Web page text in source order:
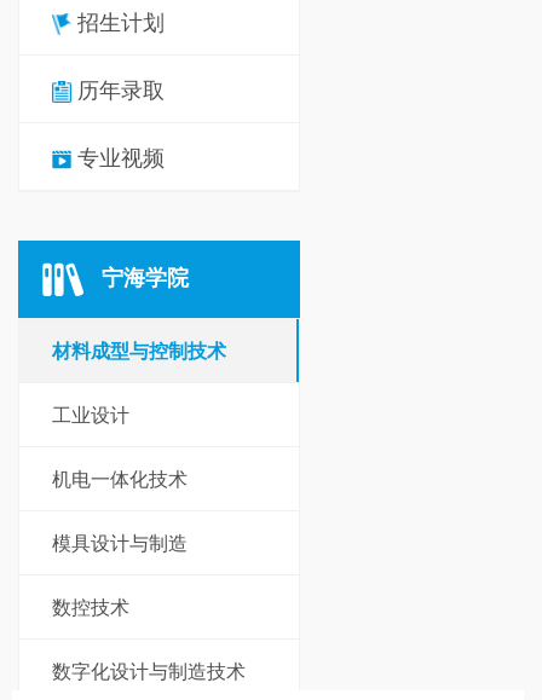
招生计划
历年录取
专业视频
宁海学院
材料成型与控制技术
工业设计
机电一体化技术
模具设计与制造
数控技术
数字化设计与制造技术